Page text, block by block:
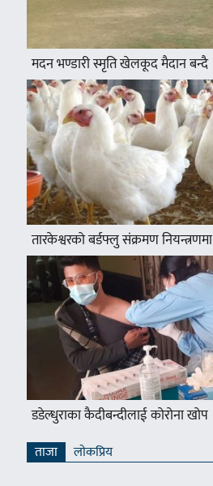
मदन भण्डारी स्मृति खेलकूद मैदान बन्दै
तारकेश्वरको बर्डफ्लु संक्रमण नियन्त्रणमा
डडेल्धुराका कैदीबन्दीलाई कोरोना खोप
ताजा लाेकप्रिय